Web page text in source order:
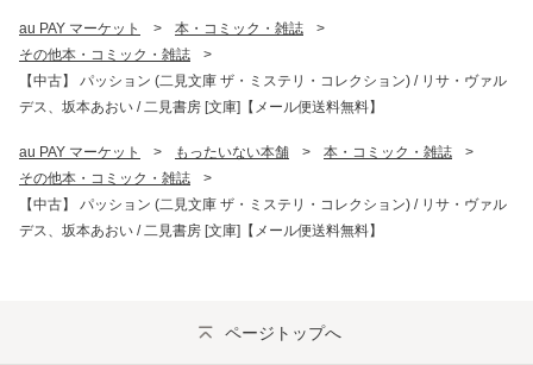
au PAY マーケット > 本・コミック・雑誌
>
その他本・コミック・雑誌
>
【中古】 パッション (二見文庫 ザ・ミステリ・コレクション) / リサ・ヴァル
デス、坂本あおい / 二見書房 [文庫]【メール便送料無料】
au PAY マーケット > もったいない本舗 > 本・コミック・雑誌
>
その他本・コミック・雑誌
>
【中古】 パッション (二見文庫 ザ・ミステリ・コレクション) / リサ・ヴァル
デス、坂本あおい / 二見書房 [文庫]【メール便送料無料】
ページトップへ